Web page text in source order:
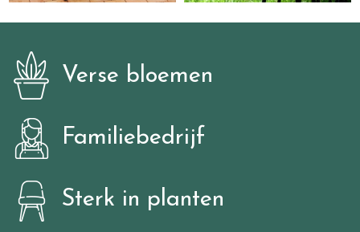
Verse bloemen
Familiebedrijf
Sterk in planten